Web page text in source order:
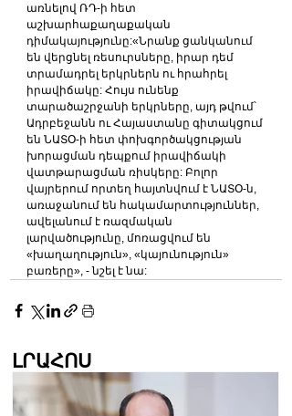
առնելով ՌԴ-ի հետ
աշխարհաքաղաքական
դիմակայությունը:«Նրանք ցանկանում
են վերցնել ռեսուրսները, իրար դեմ
տրամադրել երկրներն ու հրահրել
իրավիճակը: Հույս ունենք
տարածաշրջանի երկրները, այդ թվում՝
Ադրբեջանն ու Հայաստանը գիտակցում
են ՆԱՏՕ-ի հետ փոխգործակցության
խորացման դեպքում իրավիճակի
վատթարացման ռիսկերը: Բոլոր
վայրերում որտեղ հայտնվում է ՆԱՏՕ-ն,
առաջանում են հակամարտություններ,
ավելանում է ռազմական
լարվածությունը, մոռացվում են
«խաղաղություն», «կայունություն»
բառերը», - նշել է նա:
ԼՐԱՀՈՍ